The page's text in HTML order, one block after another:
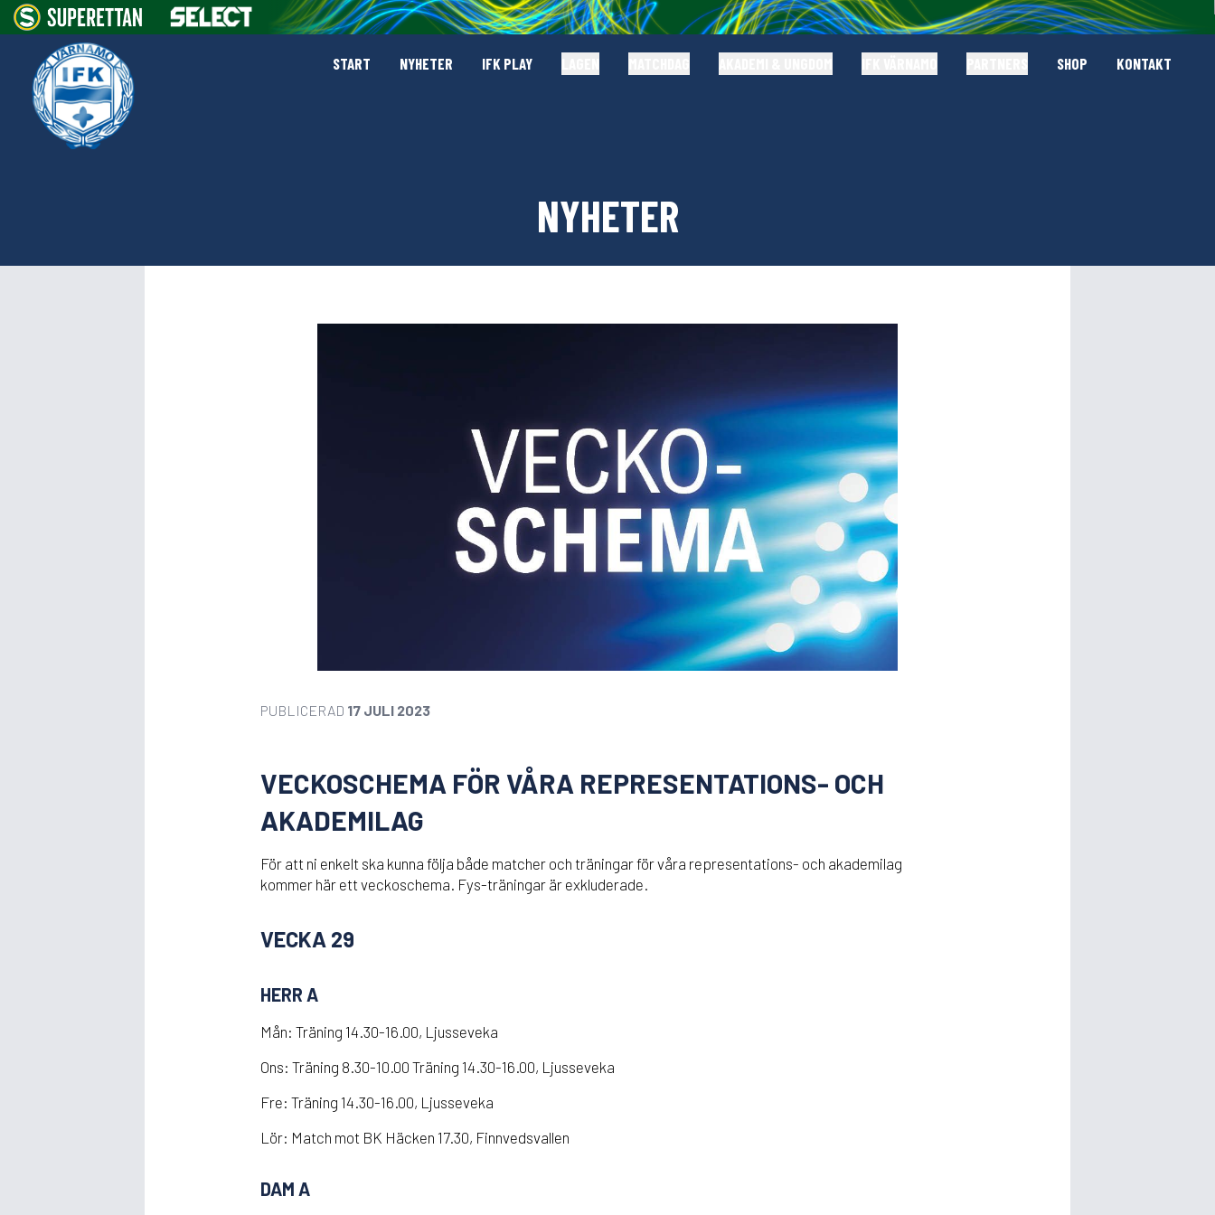
START NYHETER IFK PLAY SHOP KONTAKT
NYHETER
PUBLICERAD 17 JULI 2023
VECKOSCHEMA FÖR VÅRA REPRESENTATIONS- OCH
AKADEMILAG
För att ni enkelt ska kunna följa både matcher och träningar för våra representations- och akademilag
kommer här ett veckoschema. Fys-träningar är exkluderade.
VECKA 29
HERR A
Mån: Träning 14.30-16.00, Ljusseveka
Ons: Träning 8.30-10.00 Träning 14.30-16.00, Ljusseveka
Fre: Träning 14.30-16.00, Ljusseveka
Lör: Match mot BK Häcken 17.30, Finnvedsvallen
DAM A